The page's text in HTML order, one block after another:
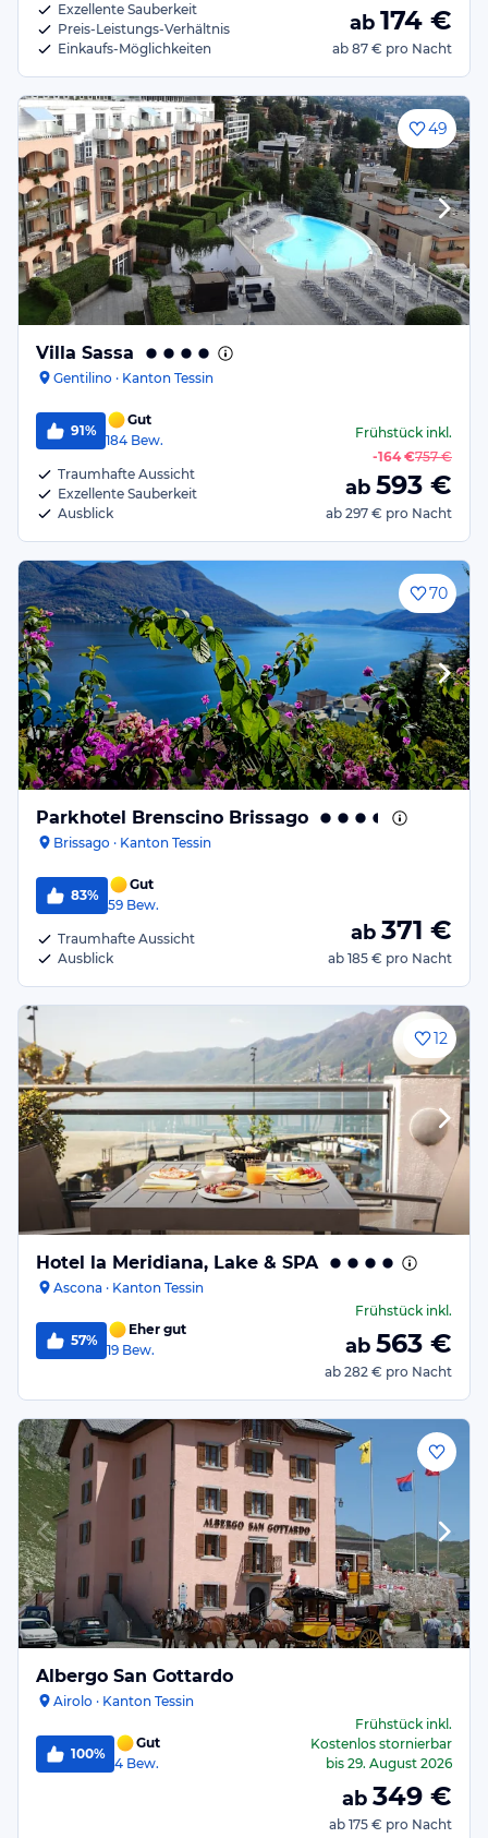
Exzellente Sauberkeit
Preis-Leistungs-Verhältnis
Einkaufs-Möglichkeiten
ab 174 €
ab 87 € pro Nacht
49
Villa Sassa
Gentilino · Kanton Tessin
91%
Gut
184 Bew.
Traumhafte Aussicht
Exzellente Sauberkeit
Ausblick
Frühstückinkl.
-164 €757 €
ab 593 €
ab 297 € pro Nacht
70
Parkhotel Brenscino Brissago
Brissago · Kanton Tessin
83%
Gut
59 Bew.
Traumhafte Aussicht
Ausblick
ab 371 €
ab 185 € pro Nacht
12
Hotel la Meridiana, Lake & SPA
Ascona · Kanton Tessin
57%
Eher gut
19 Bew.
Frühstückinkl.
ab 563 €
ab 282 € pro Nacht
Albergo San Gottardo
Airolo · Kanton Tessin
100%
Gut
4 Bew.
Frühstückinkl.
Kostenlos stornierbar
bis 29. August 2026
ab 349 €
ab 175 € pro Nacht